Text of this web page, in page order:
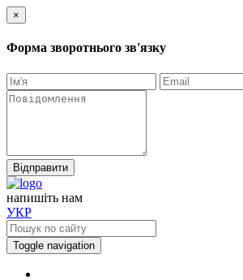
×
Форма зворотнього зв'язку
Відправити
напишiть нам
УКР
Toggle navigation